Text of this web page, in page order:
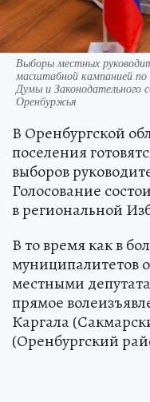
Выборы местных
масштабной кампанией по
Думы и Законодательного
Оренбуржья
В Оренбургской
поселения
выборов
Голосование
в региональной
В то время как в
муниципалитетов
местными
прямое
Каргала
(Оренбургский